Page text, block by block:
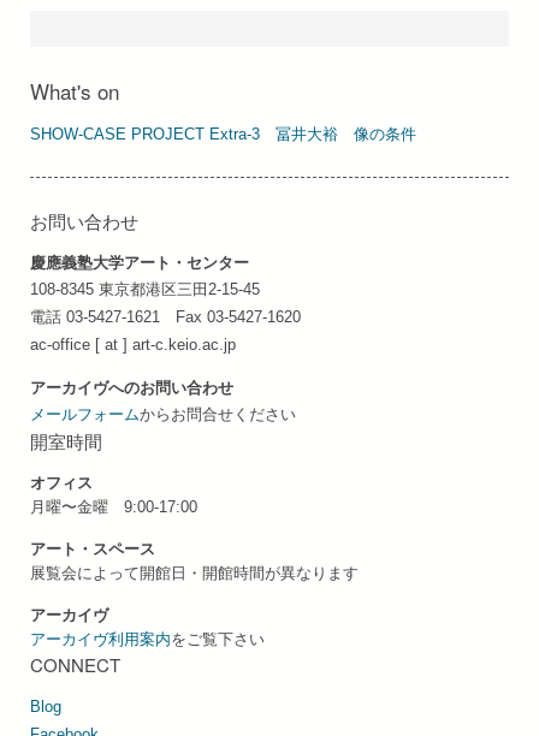
What's on
SHOW-CASE PROJECT Extra-3 冨井⼤裕 像の条件
お問い合わせ
慶應義塾大学アート・センター
108-8345 東京都港区三田2-15-45
電話 03-5427-1621 Fax 03-5427-1620
ac-office [ at ] art-c.keio.ac.jp
アーカイヴへのお問い合わせ
メールフォームからお問合せください
開室時間
オフィス
月曜〜金曜 9:00-17:00
アート・スペース
展覧会によって開館日・開館時間が異なります
アーカイヴ
アーカイヴ利用案内をご覧下さい
CONNECT
Blog